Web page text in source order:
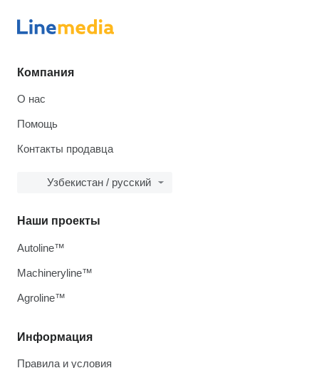
Компания
О нас
Помощь
Контакты продавца
Узбекистан / русский
Информация
Правила и условия
Наши проекты
Autoline™
Machineryline™
Agroline™